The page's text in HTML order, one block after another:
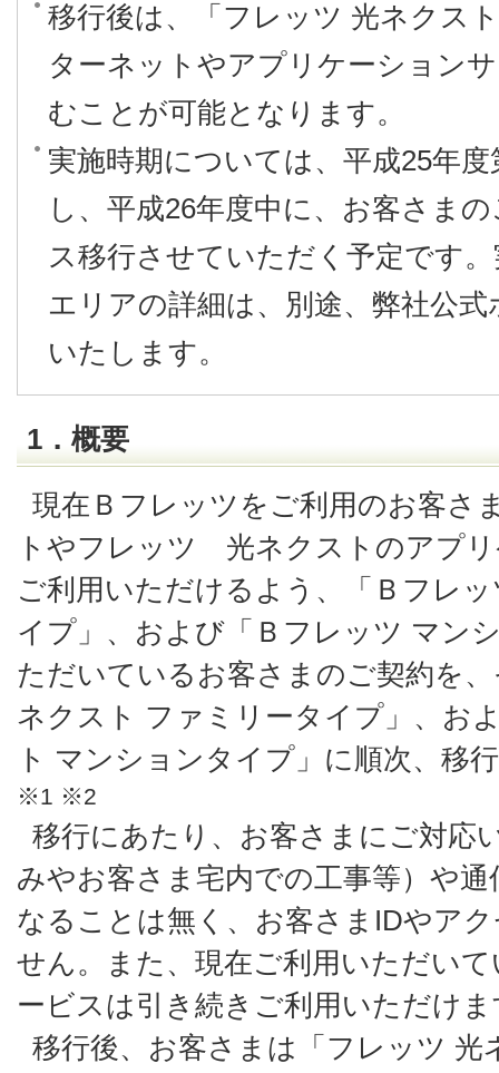
移行後は、「フレッツ 光ネクス
ターネットやアプリケーション
むことが可能となります。
実施時期については、平成25年
し、平成26年度中に、お客さま
ス移行させていただく予定です
エリアの詳細は、別途、弊社公
いたします。
1．概要
現在Ｂフレッツをご利用のお客さ
トやフレッツ 光ネクストのアプ
ご利用いただけるよう、「Ｂフレ
イプ」、および「Ｂフレッツ マン
ただいているお客さまのご契約を
ネクスト ファミリータイプ」、お
ト マンションタイプ」に順次、移
※1 ※2
移行にあたり、お客さまにご対応
みやお客さま宅内での工事等）や
なることは無く、お客さまIDやア
せん。また、現在ご利用いただい
ービスは引き続きご利用いただけま
移行後、お客さまは「フレッツ 光